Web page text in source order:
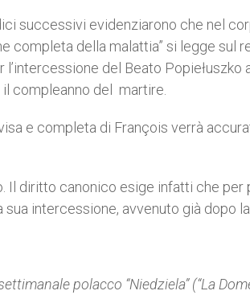
successivi evidenziarono che nel
completa della malattia” si legge sul
l’intercessione del Beato
compleanno del martire.
e completa di François verrà
diritto canonico esige infatti che per
intercessione, avvenuto già dopo
polacco “Niedziela” (“La